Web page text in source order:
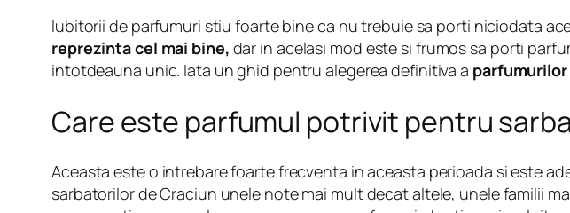
Iubitorii de parfumuri stiu foarte bine ca nu trebuie sa porti niciodata
reprezinta cel mai bine, dar in acelasi mod este si frumos sa porti
intotdeauna unic. Iata un ghid pentru alegerea definitiva a
Care este parfumul potrivit pentru
Aceasta este o intrebare foarte frecventa in aceasta perioada si este
sarbatorilor de Craciun unele note mai mult decat altele, unele familii